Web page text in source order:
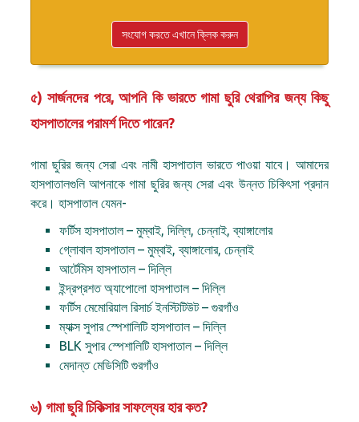
সংযোগ করতে এখানে ক্লিক করুন
৫) সার্জনদের পরে, আপনি কি ভারতে গামা ছুরি থেরাপির জন্য কিছু
হাসপাতালের পরামর্শ দিতে পারেন?
গামা ছুরির জন্য সেরা এবং নামী হাসপাতাল ভারতে পাওয়া যাবে। আমাদের
হাসপাতালগুলি আপনাকে গামা ছুরির জন্য সেরা এবং উন্নত চিকিৎসা প্রদান
করে। হাসপাতাল যেমন-
ফর্টিস হাসপাতাল – মুম্বাই, দিল্লি, চেন্নাই, ব্যাঙ্গালোর
গ্লোবাল হাসপাতাল – মুম্বাই, ব্যাঙ্গালোর, চেন্নাই
আর্টেমিস হাসপাতাল – দিল্লি
ইন্দ্রপ্রশত অ্যাপোলো হাসপাতাল – দিল্লি
ফর্টিস মেমোরিয়াল রিসার্চ ইনস্টিটিউট – গুরগাঁও
ম্যাক্স সুপার স্পেশালিটি হাসপাতাল – দিল্লি
BLK সুপার স্পেশালিটি হাসপাতাল – দিল্লি
মেদান্ত মেডিসিটি গুরগাঁও
৬) গামা ছুরি চিকিত্সার সাফল্যের হার কত?